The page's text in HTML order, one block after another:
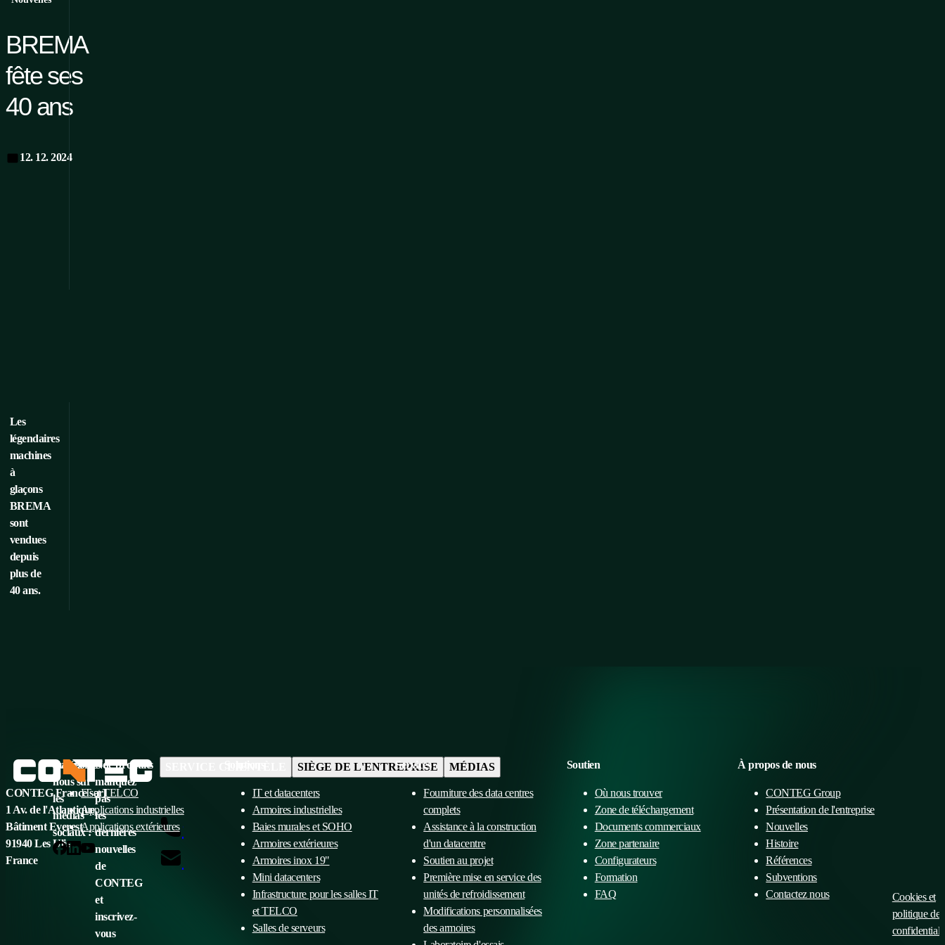
BREMA
fête ses
40 ans
12. 12. 2024
Les
légendaires
machines
à
glaçons
BREMA
sont
vendues
depuis
plus de
40 ans.
CONTEG France sarl
1 Av. de l'Atlantique
Bâtiment Everest
91940 Les Ulis
France
SIÈGE DE L'ENTREPRISE MÉDIAS
Suivez-
nous sur
les
médias
sociaux :
Ne
manquez
pas
les
dernières
nouvelles
de
CONTEG
et
inscrivez-
vous
Catégories de produits
IT et TELCO
Applications industrielles
Applications extérieures
IT et datacenters
Armoires industrielles
Baies murales et SOHO
Armoires extérieures
Armoires inox 19"
Mini datacenters
Infrastructure pour les salles IT
et TELCO
Salles de serveurs
Services
Fourniture des data centres
complets
Assistance à la construction
d'un datacentre
Soutien au projet
Première mise en service des
unités de refroidissement
Modifications personnalisées
des armoires
Soutien
Où nous trouver
Zone de téléchargement
Documents commerciaux
Zone partenaire
Configurateurs
Formation
FAQ
À propos de nous
CONTEG Group
Présentation de l'entreprise
Nouvelles
Histoire
Références
Subventions
Contactez nous
Cookies et
politique de